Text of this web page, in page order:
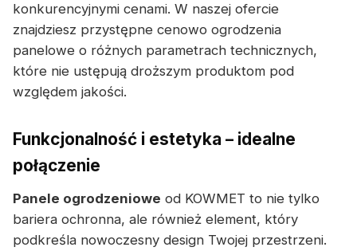
konkurencyjnymi cenami. W naszej ofercie
znajdziesz przystępne cenowo ogrodzenia
panelowe o różnych parametrach technicznych,
które nie ustępują droższym produktom pod
względem jakości.
Funkcjonalność i estetyka – idealne
połączenie
Panele ogrodzeniowe od KOWMET to nie tylko
bariera ochronna, ale również element, który
podkreśla nowoczesny design Twojej przestrzeni.